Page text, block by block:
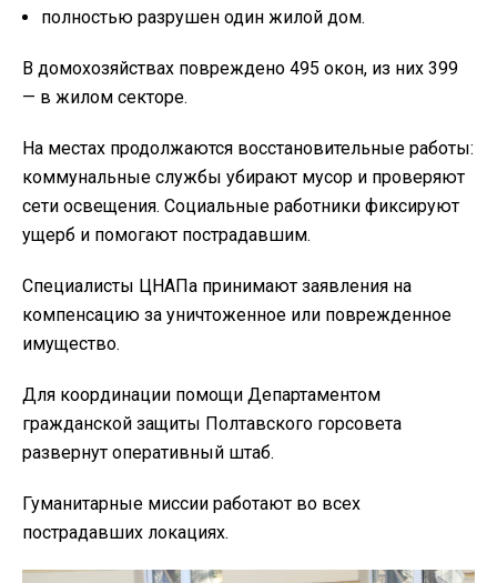
полностью разрушен один жилой дом.
В домохозяйствах повреждено 495 окон, из них 399
— в жилом секторе.
На местах продолжаются восстановительные работы:
коммунальные службы убирают мусор и проверяют
сети освещения. Социальные работники фиксируют
ущерб и помогают пострадавшим.
Специалисты ЦНАПа принимают заявления на
компенсацию за уничтоженное или поврежденное
имущество.
Для координации помощи Департаментом
гражданской защиты Полтавского горсовета
развернут оперативный штаб.
Гуманитарные миссии работают во всех
пострадавших локациях.